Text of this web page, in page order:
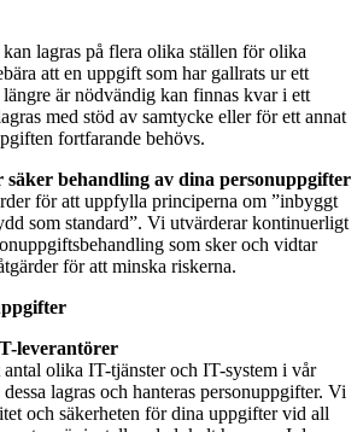
lagras på flera olika ställen för olika
att en uppgift som har gallrats ur ett
är nödvändig kan finnas kvar i ett
med stöd av samtycke eller för ett annat
fortfarande behövs.
behandling av dina personuppgifter
för att uppfylla principerna om ”inbyggt
som standard”. Vi utvärderar kontinuerligt
som sker och vidtar
för att minska riskerna.
leverantörer
olika IT-tjänster och IT-system i vår
lagras och hanteras personuppgifter. Vi
och säkerheten för dina uppgifter vid all